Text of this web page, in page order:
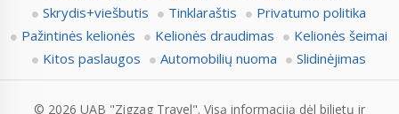
Skrydis+viešbutis
Tinklaraštis
Privatumo politika
Pažintinės kelionės
Kelionės draudimas
Kelionės šeimai
Kitos paslaugos
Automobilių nuoma Slidinėjimas
© 2026 UAB "Zigzag Travel". Visą informaciją dėl bilietų ir